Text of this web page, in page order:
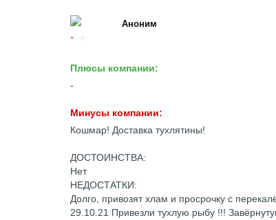
Аноним
Плюсы компании:
-
Минусы компании:
Кошмар! Доставка тухлятины!
ДОСТОИНСТВА:
Нет
НЕДОСТАТКИ:
Долго, привозят хлам и просрочку с
29.10.21 Привезли тухлую рыбу !!!